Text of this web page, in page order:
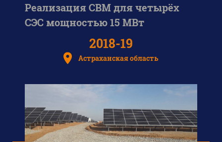
Реализация СВМ для четырёх
СЭС мощностью 15 МВт
2018-19
Астраханская область